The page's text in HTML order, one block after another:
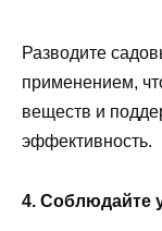
Разводите
применением,
веществ и
эффективность.
4. Соблюдайте